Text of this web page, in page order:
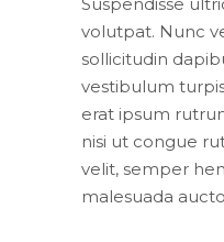
volutpat. Nunc
sollicitudin
vestibulum
erat ipsum
nisi ut congue
velit, semper
malesuada